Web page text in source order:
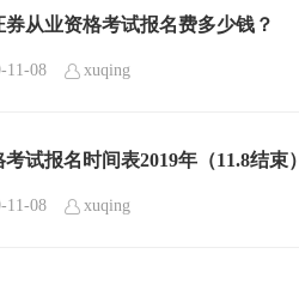
券从业资格考试报名费多少钱？
11-08 xuqing
试报名时间表2019年（11.8结束）
11-08 xuqing